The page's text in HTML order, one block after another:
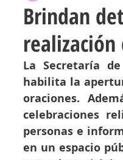
Brindan
La Secretaría
habilita la
oraciones.
celebraciones
personas e
en un espacio